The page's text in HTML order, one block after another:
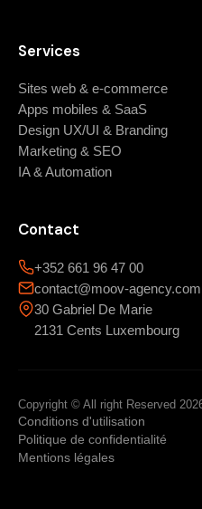
Services
Sites web & e-commerce
Apps mobiles & SaaS
Design UX/UI & Branding
Marketing & SEO
IA & Automation
Contact
+352 661 96 47 00
contact@moov-agency.com
30 Gabriel De Marie
2131 Cents Luxembourg
Copyright © All right Reserved
Conditions d'utilisation
Politique de confidentialité
Mentions légales